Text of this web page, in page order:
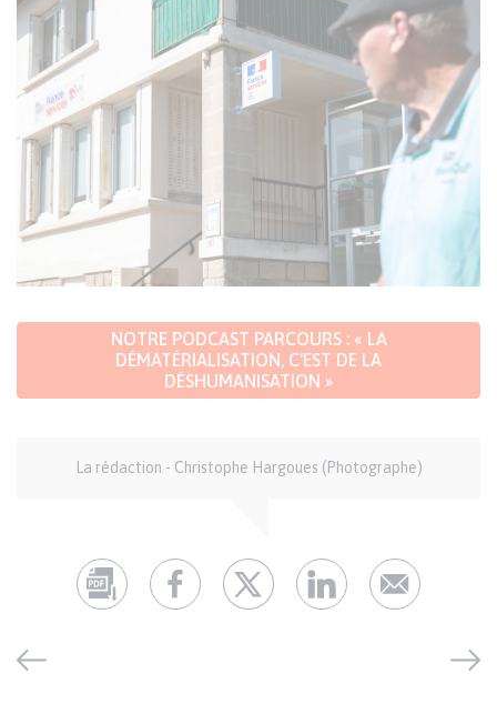
NOTRE PODCAST PARCOURS : « LA
DÉMATÉRIALISATION, C'EST DE LA
DÉSHUMANISATION »
La rédaction - Christophe Hargoues (Photographe)